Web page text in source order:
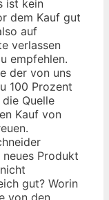
ist kein
dem Kauf gut
auf
verlassen
empfehlen.
der von uns
100 Prozent
Quelle
Kauf von
Produkt
gut? Worin
von den